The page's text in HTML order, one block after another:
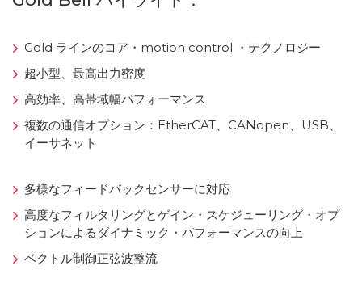
Gold ラインのコア・motion control ・テクノロジー
超小型、最高出力密度
高効率、高帯域幅パフォーマンス
複数の通信オプション：EtherCAT、CANopen、USB、
イーサネット
多様なフィードバックセンサーに対応
高度なフィルタリングとゲイン・スケジューリング・オプ
ションによるダイナミック・パフォーマンスの向上
ベクトル制御正弦波整流